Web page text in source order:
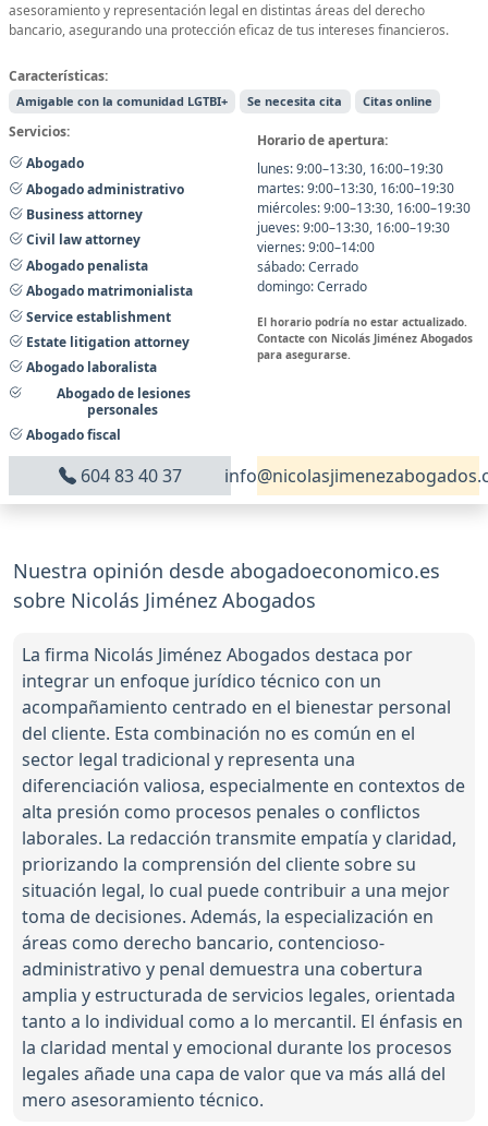
asesoramiento y representación legal en distintas áreas del derecho
bancario, asegurando una protección eficaz de tus intereses financieros.
Características:
Amigable con la comunidad LGTBI+ Se necesita cita Citas online
Servicios:
Abogado
Abogado administrativo
Business attorney
Civil law attorney
Abogado penalista
Abogado matrimonialista
Service establishment
Estate litigation attorney
Abogado laboralista
Abogado de lesiones
personales
Abogado fiscal
Horario de apertura:
lunes: 9:00–13:30, 16:00–19:30
martes: 9:00–13:30, 16:00–19:30
miércoles: 9:00–13:30, 16:00–19:30
jueves: 9:00–13:30, 16:00–19:30
viernes: 9:00–14:00
sábado: Cerrado
domingo: Cerrado
El horario podría no estar actualizado.
Contacte con Nicolás Jiménez Abogados
para asegurarse.
604 83 40 37
Nuestra opinión desde abogadoeconomico.es
sobre Nicolás Jiménez Abogados
La firma Nicolás Jiménez Abogados destaca por
integrar un enfoque jurídico técnico con un
acompañamiento centrado en el bienestar personal
del cliente. Esta combinación no es común en el
sector legal tradicional y representa una
diferenciación valiosa, especialmente en contextos de
alta presión como procesos penales o conflictos
laborales. La redacción transmite empatía y claridad,
priorizando la comprensión del cliente sobre su
situación legal, lo cual puede contribuir a una mejor
toma de decisiones. Además, la especialización en
áreas como derecho bancario, contencioso-
administrativo y penal demuestra una cobertura
amplia y estructurada de servicios legales, orientada
tanto a lo individual como a lo mercantil. El énfasis en
la claridad mental y emocional durante los procesos
legales añade una capa de valor que va más allá del
mero asesoramiento técnico.